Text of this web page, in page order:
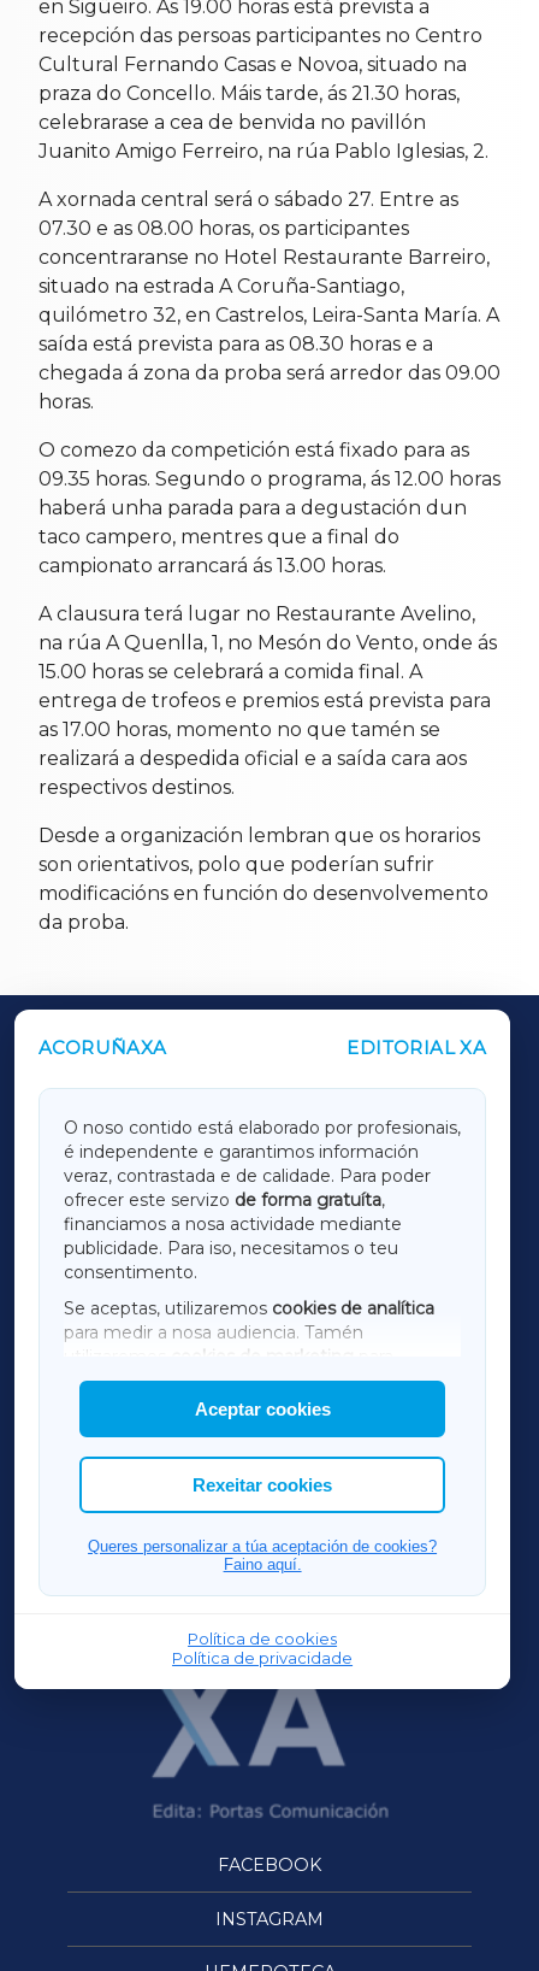
en Sigüeiro. Ás 19.00 horas está prevista a
recepción das persoas participantes no Centro
Cultural Fernando Casas e Novoa, situado na
praza do Concello. Máis tarde, ás 21.30 horas,
celebrarase a cea de benvida no pavillón
Juanito Amigo Ferreiro, na rúa Pablo Iglesias, 2.
A xornada central será o sábado 27. Entre as
07.30 e as 08.00 horas, os participantes
concentraranse no Hotel Restaurante Barreiro,
situado na estrada A Coruña-Santiago,
quilómetro 32, en Castrelos, Leira-Santa María. A
saída está prevista para as 08.30 horas e a
chegada á zona da proba será arredor das 09.00
horas.
O comezo da competición está fixado para as
09.35 horas. Segundo o programa, ás 12.00 horas
haberá unha parada para a degustación dun
taco campero, mentres que a final do
campionato arrancará ás 13.00 horas.
A clausura terá lugar no Restaurante Avelino,
na rúa A Quenlla, 1, no Mesón do Vento, onde ás
15.00 horas se celebrará a comida final. A
entrega de trofeos e premios está prevista para
as 17.00 horas, momento no que tamén se
realizará a despedida oficial e a saída cara aos
respectivos destinos.
Desde a organización lembran que os horarios
son orientativos, polo que poderían sufrir
modificacións en función do desenvolvemento
da proba.
ACORUÑAXA EDITORIAL XA
O noso contido está elaborado por profesionais,
é independente e garantimos información
veraz, contrastada e de calidade. Para poder
ofrecer este servizo de forma gratuíta,
financiamos a nosa actividade mediante
publicidade. Para iso, necesitamos o teu
consentimento.
Se aceptas, utilizaremos cookies de analítica
para medir a nosa audiencia. Tamén
utilizaremos
cookies de marketing
mostrar publicidade de terceiros.
Así mesmo, podes personalizar a elección das
cookies que desexas permitir.
Aceptar cookies
Rexeitar cookies
Queres personalizar a túa aceptación de cookies?
Faino aquí.
Política de cookies
Política de privacidade
OUTROS PERIÓDICOS
LUGOXA
TERRACHAXA
AMARIÑAXA
RIBEIRASACRAXA
ACORUÑAXA
FERROLXA
OURENSEXA
FACEBOOK
INSTAGRAM